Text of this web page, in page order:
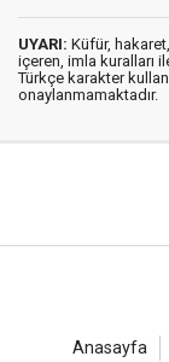
UYARI: Küfür,
içeren, imla kuralları
Türkçe karakter
onaylanmamaktadır.
Anasayfa